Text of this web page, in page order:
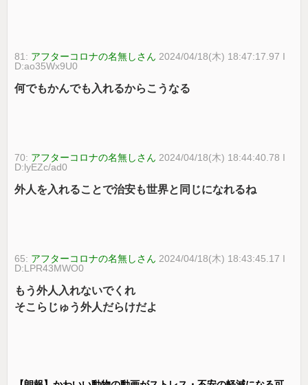
81: アフターコロナの名無しさん 2024/04/18(木) 18:47:17.97 I
D:ao35Wx9U0
何でもかんでも入れるからこうなる
70: アフターコロナの名無しさん 2024/04/18(木) 18:44:40.78 I
D:lyEZc/ad0
外人を入れることで治安も世界と同じになれるね
65: アフターコロナの名無しさん 2024/04/18(木) 18:43:45.17 I
D:LPR43MWO0
もう外人入れないでくれ
そこらじゅう外人だらけだよ